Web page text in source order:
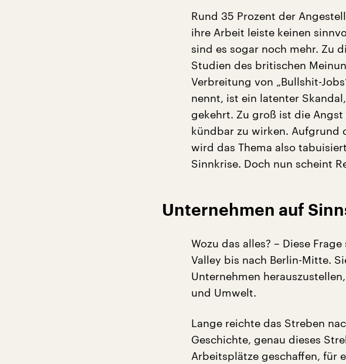
Rund 35 Prozent der
ihre Arbeit leiste keinen
sind es sogar noch mehr. Zu
Studien des britischen
Verbreitung von „Bullshit-
nennt, ist ein latenter
gekehrt. Zu groß ist die
kündbar zu wirken. Aufgrund
wird das Thema also
Sinnkrise. Doch nun scheint
Unternehmen auf
Wozu das alles? – Diese
Valley bis nach Berlin-Mitte.
Unternehmen
und Umwelt.
Lange reichte das Streben
Geschichte, genau dieses
Arbeitsplätze geschaffen, für